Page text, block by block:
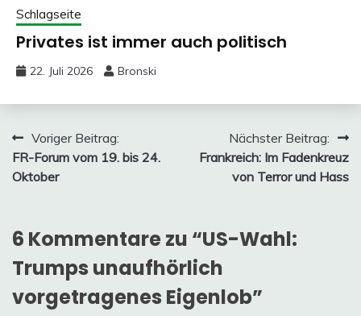
Schlagseite
Privates ist immer auch politisch
22. Juli 2026 Bronski
Beitragsnavigation
Voriger Beitrag:
FR-Forum vom 19. bis 24.
Oktober
Nächster Beitrag:
Frankreich: Im Fadenkreuz
von Terror und Hass
6 Kommentare zu “US-Wahl:
Trumps unaufhörlich
vorgetragenes Eigenlob”